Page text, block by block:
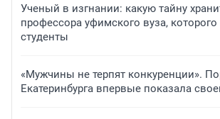
Ученый в изгнании: какую тайну
профессора уфимского вуза,
студенты
«Мужчины не терпят конкуренции».
Екатеринбурга впервые показала